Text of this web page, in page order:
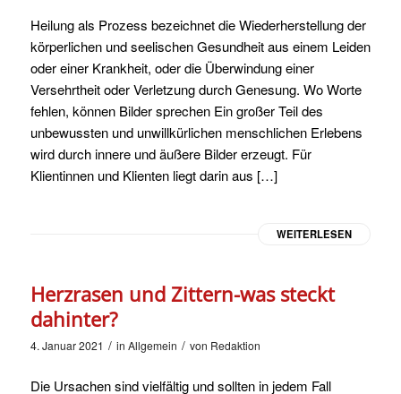
Heilung als Prozess bezeichnet die Wiederherstellung der
körperlichen und seelischen Gesundheit aus einem Leiden
oder einer Krankheit, oder die Überwindung einer
Versehrtheit oder Verletzung durch Genesung. Wo Worte
fehlen, können Bilder sprechen Ein großer Teil des
unbewussten und unwillkürlichen menschlichen Erlebens
wird durch innere und äußere Bilder erzeugt. Für
Klientinnen und Klienten liegt darin aus […]
WEITERLESEN
Herzrasen und Zittern-was steckt
dahinter?
4. Januar 2021 / in Allgemein / von Redaktion
Die Ursachen sind vielfältig und sollten in jedem Fall